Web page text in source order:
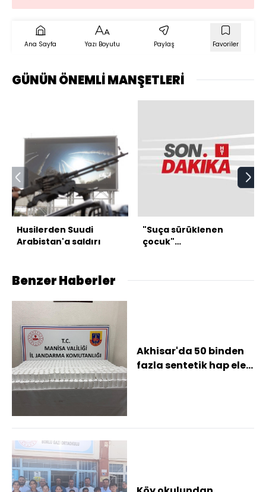
Ana Sayfa Yazı Boyutu Paylaş Favoriler
GÜNÜN ÖNEMLİ MANŞETLERİ
Husilerden Suudi
Arabistan'a saldırı
"Suça sürüklenen
çocuk"
Benzer Haberler
Akhisar'da 50 binden
fazla sentetik hap ele